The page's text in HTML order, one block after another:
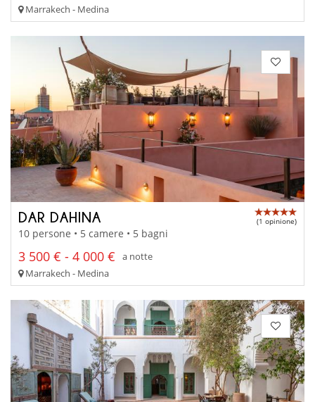
Marrakech - Medina
DAR DAHINA (1 opinione)
10 persone • 5 camere • 5 bagni
3 500 € - 4 000 €
a notte
Marrakech - Medina